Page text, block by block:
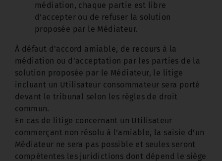
médiation, chaque partie est libre
d’accepter ou de refuser la solution
proposée par le Médiateur.
À défaut d’accord amiable, de recours à la
médiation ou d’acceptation par les parties de la
solution proposée par le Médiateur, le litige
incluant un Utilisateur consommateur sera porté
devant le tribunal selon les règles de droit
commun.
En cas de litige concernant un Utilisateur
commerçant non résolu à l’amiable, la saisie d’un
Médiateur ne sera pas possible et seules seront
compétentes les juridictions dont dépend le siège